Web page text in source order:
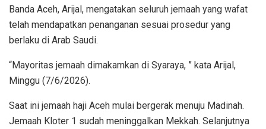
Banda Aceh, Arijal, mengatakan seluruh jemaah yang wafat
telah mendapatkan penanganan sesuai prosedur yang
berlaku di Arab Saudi.
“Mayoritas jemaah dimakamkan di Syaraya, ” kata Arijal,
Minggu (7/6/2026).
Saat ini jemaah haji Aceh mulai bergerak menuju Madinah.
Jemaah Kloter 1 sudah meninggalkan Mekkah. Selanjutnya